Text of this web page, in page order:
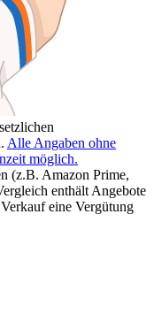
Alle Angaben ohne
möglich.
(z.B. Amazon Prime,
enthält Angebote
eine Vergütung